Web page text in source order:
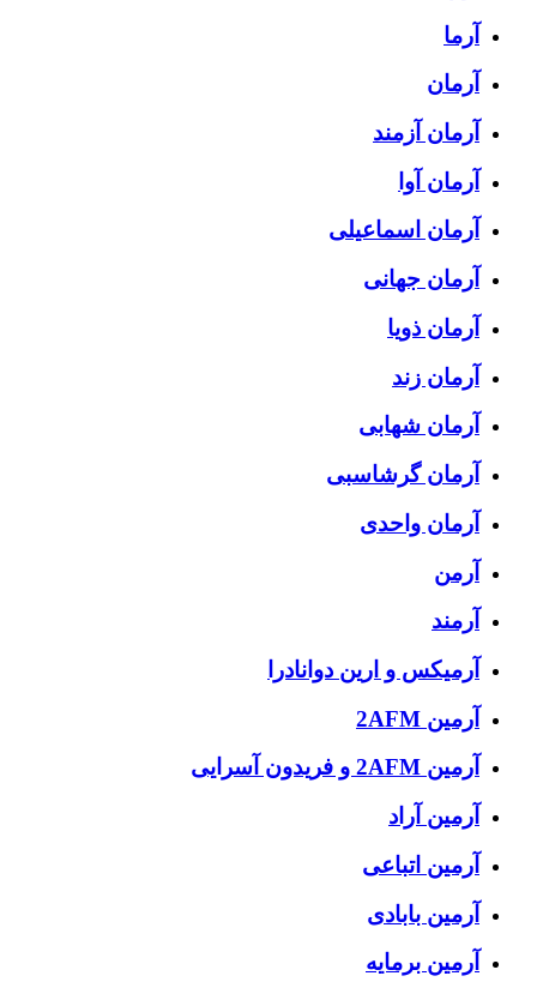
آرما
آرمان
آرمان آزمند
آرمان آوا
آرمان اسماعیلی
آرمان جهانی
آرمان ذویا
آرمان زند
آرمان شهابی
آرمان گرشاسبی
آرمان واحدی
آرمن
آرمند
آرمیکس و ارین دوانادرا
آرمین 2AFM
آرمین 2AFM و فریدون آسرایی
آرمین آراد
آرمین اتباعی
آرمین بابادی
آرمین برمایه